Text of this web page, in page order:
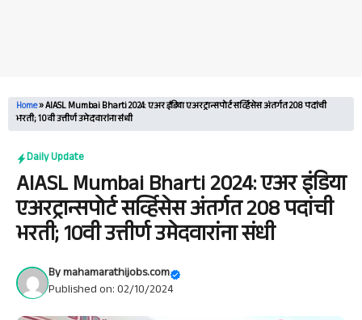
Home»AIASL Mumbai Bharti 2024: एअर इंडिया एअरट्रान्सपोर्ट सर्व्हिसेस अंतर्गत 208 पदांची
भरती; 10वी उत्तीर्ण उमेदवारांना संधी
Daily Update
AIASL Mumbai Bharti 2024: एअर इंडिया
एअरट्रान्सपोर्ट सर्व्हिसेस अंतर्गत 208 पदांची
भरती; 10वी उत्तीर्ण उमेदवारांना संधी
Bymahamarathijobs.com
Published on: 02/10/2024